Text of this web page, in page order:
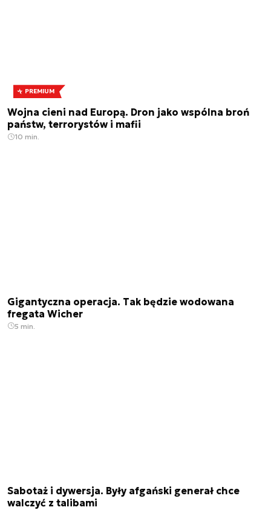
PREMIUM
Wojna cieni nad Europą. Dron jako wspólna broń
państw, terrorystów i mafii
10 min.
Gigantyczna operacja. Tak będzie wodowana
fregata Wicher
5 min.
Sabotaż i dywersja. Były afgański generał chce
walczyć z talibami